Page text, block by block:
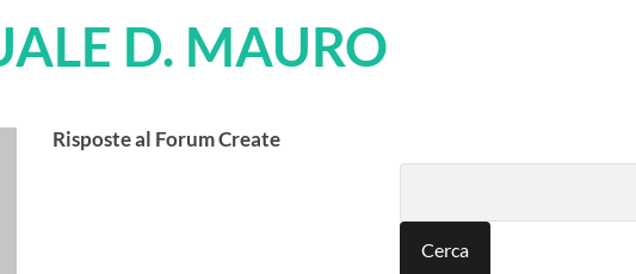
D. MAURO
Risposte al Forum Create